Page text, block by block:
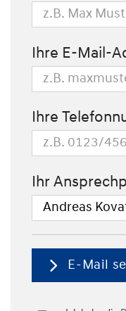
Ihre E-Mail-
Ihre
Ihr
E-Mail